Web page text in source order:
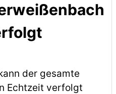
der gesamte
Echtzeit verfolgt